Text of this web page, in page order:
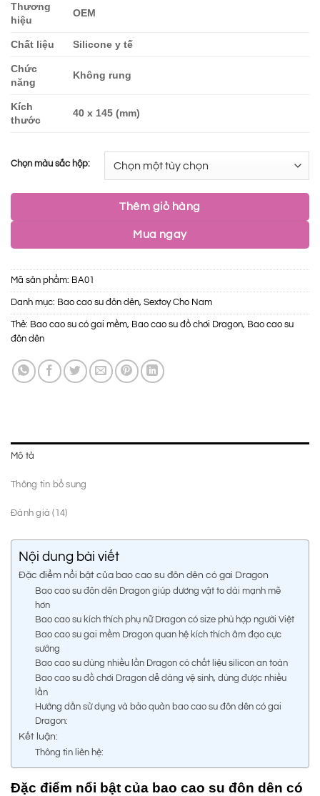
Thương
hiệu
OEM
Chất liệu Silicone y tế
Chức
năng
Không rung
Kích
thước
40 x 145 (mm)
Chọn màu sắc hộp:
Thêm giỏ hàng
Mua ngay
Mã sản phẩm: BA01
Danh mục: Bao cao su đôn dên, Sextoy Cho Nam
Thẻ: Bao cao su có gai mềm, Bao cao su đồ chơi Dragon, Bao cao su
đôn dên
Mô tả
Thông tin bổ sung
Đánh giá (14)
Nội dung bài viết
Đặc điểm nổi bật của bao cao su đôn dên có gai Dragon
Bao cao su đôn dên Dragon giúp dương vật to dài mạnh mẽ
hơn
Bao cao su kích thích phụ nữ Dragon có size phù hợp người Việt
Bao cao su gai mềm Dragon quan hệ kích thích âm đạo cực
sướng
Bao cao su dùng nhiều lần Dragon có chất liệu silicon an toàn
Bao cao su đồ chơi Dragon dễ dàng vệ sinh, dùng được nhiều
lần
Hướng dẫn sử dụng và bảo quản bao cao su đôn dên có gai
Dragon:
Kết luận:
Thông tin liên hệ:
Đặc điểm nổi bật của bao cao su đôn dên có